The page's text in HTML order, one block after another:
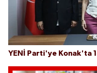
YENİ Parti'ye Konak'ta